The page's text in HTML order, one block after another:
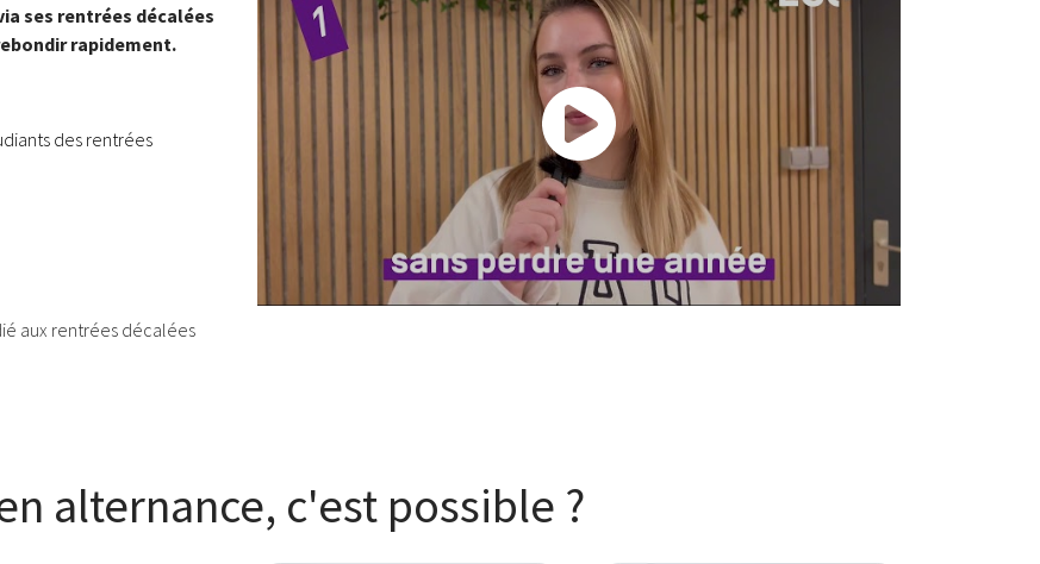
ses rentrées décalées
rapidement.
des rentrées
aux rentrées décalées
alternance, c'est possible ?